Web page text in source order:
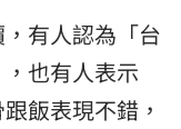
有人認為「台
也有人表示
飯表現不錯，